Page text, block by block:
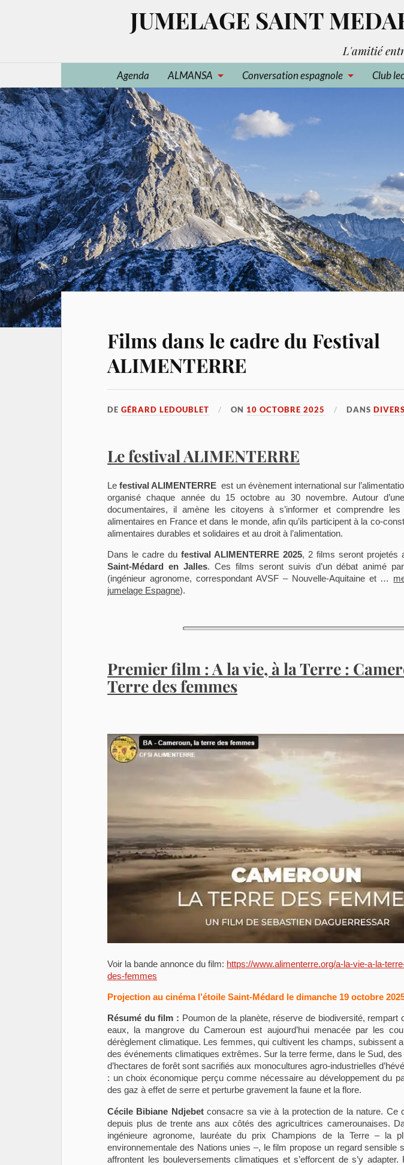
JUMELAGE SAINT
L'amitié
Agenda ALMANSA Conversation espagnole Club
Films dans le cadre du Festival
ALIMENTERRE
DEGÉRARD LEDOUBLET ON 10 OCTOBRE 2025 DANSDIVERS
Le festival ALIMENTERRE
Le festival ALIMENTERRE est un évènement international sur
organisé chaque année du 15 octobre au 30 novembre. Autour
documentaires, il amène les citoyens à s’informer et comprendre
alimentaires en France et dans le monde, afin qu’ils participent à la co-
alimentaires durables et solidaires et au droit à l’alimentation.
Dans le cadre dufestival ALIMENTERRE 2025, 2 films seront projetés
Saint-Médard en Jalles. Ces films seront suivis d’un débat animé par
(ingénieur agronome, correspondant AVSF – Nouvelle-Aquitaine et …
jumelage Espagne).
Premier film : A la vie, à la Terre :
Terre des femmes
Voir la bande annonce du film: https://www.alimenterre.org/a-la-vie-a-la-
des-femmes
Projection au cinéma l’étoile Saint-Médard le dimanche 19 octobre
Résumé du film : Poumon de la planète, réserve de biodiversité, rempart
eaux, la mangrove du Cameroun est aujourd’hui menacée par les
dérèglement climatique. Les femmes, qui cultivent les champs, subissent
des événements climatiques extrêmes. Sur la terre ferme, dans le Sud, des
d’hectares de forêt sont sacrifiés aux monocultures agro-industrielles
: un choix économique perçu comme nécessaire au développement du
des gaz à effet de serre et perturbe gravement la faune et la flore.
Cécile Bibiane Ndjebetconsacre sa vie à la protection de la nature. Ce
depuis plus de trente ans aux côtés des agricultrices camerounaises.
ingénieure agronome, lauréate du prix Champions de la Terre – la
environnementale des Nations unies –, le film propose un regard sensible
affrontent les bouleversements climatiques et s’efforcent de s’y